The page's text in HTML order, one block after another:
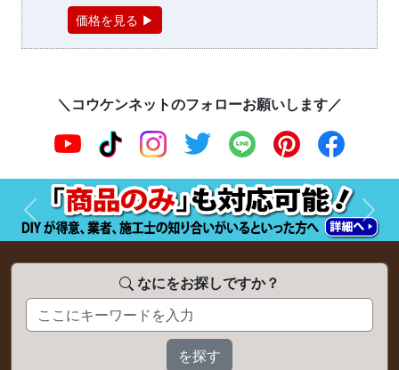
価格を見る ▶
＼コウケンネットのフォローお願いします／
前へ 次へ
なにをお探しですか？